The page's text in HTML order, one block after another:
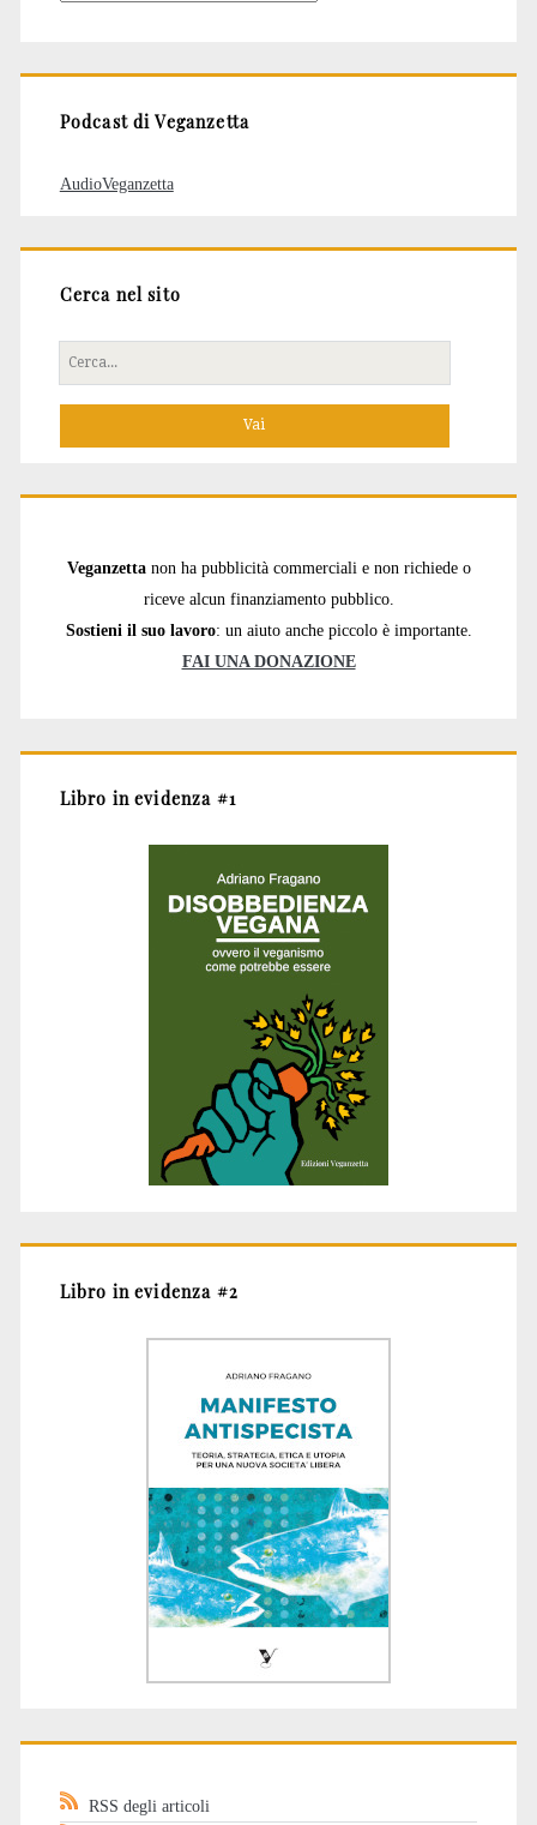
Podcast di Veganzetta
AudioVeganzetta
Cerca nel sito
Cerca
per:
Veganzetta non ha pubblicità commerciali e non richiede o
riceve alcun finanziamento pubblico.
Sostieni il suo lavoro: un aiuto anche piccolo è importante.
FAI UNA DONAZIONE
Libro in evidenza #1
Libro in evidenza #2
RSS degli articoli